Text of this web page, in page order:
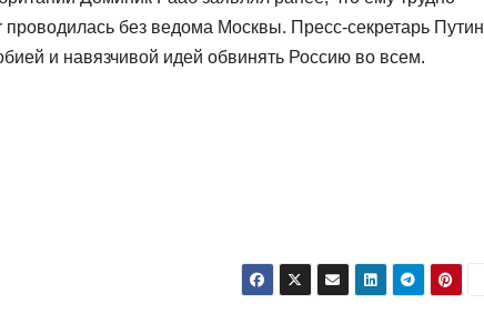
проводилась без ведома Москвы. Пресс-секретарь
и навязчивой идей обвинять Россию во всем.